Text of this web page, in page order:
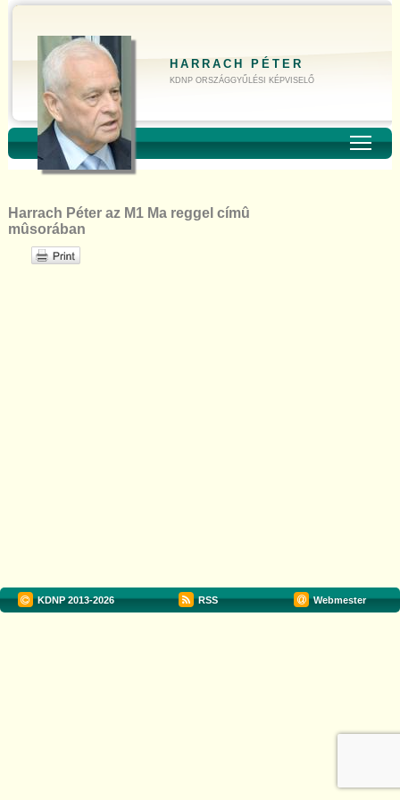
HARRACH PÉTER
KDNP ORSZÁGGYŰLÉSI KÉPVISELŐ
Harrach Péter az M1 Ma reggel címû
mûsorában
KDNP2013-2026 RSS Webmester